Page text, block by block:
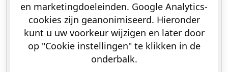
en marketingdoeleinden. Google Analytics-
cookies zijn geanonimiseerd. Hieronder
kunt u uw voorkeur wijzigen en later door
op "Cookie instellingen" te klikken in de
onderbalk.